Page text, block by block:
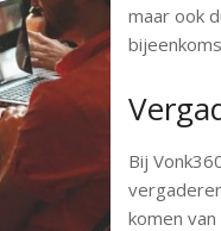
maar ook
Bij
komen